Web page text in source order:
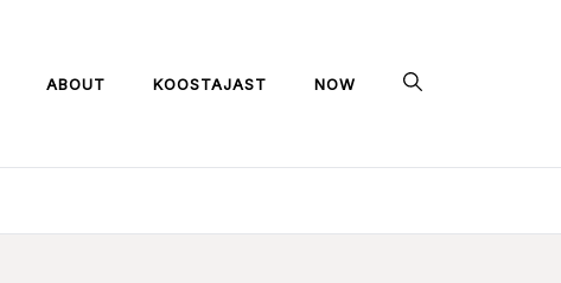
ABOUT KOOSTAJAST NOW